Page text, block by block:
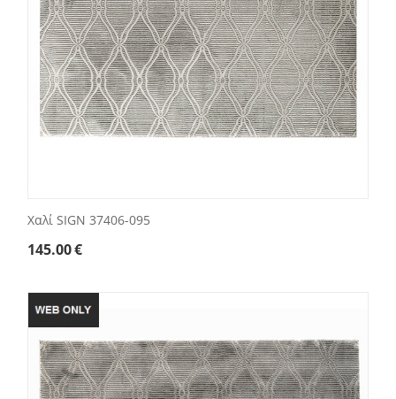
Χαλί SIGN 37406-095
145.00€